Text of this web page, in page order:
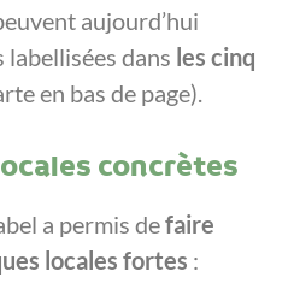
aujourd’hui
labellisées dans les cinq
en bas de page).
concrètes
a permis defaire
locales fortes :